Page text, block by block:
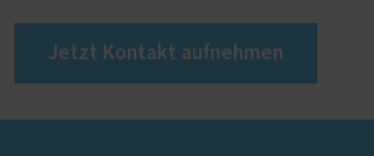
Jetzt Kontakt aufnehmen